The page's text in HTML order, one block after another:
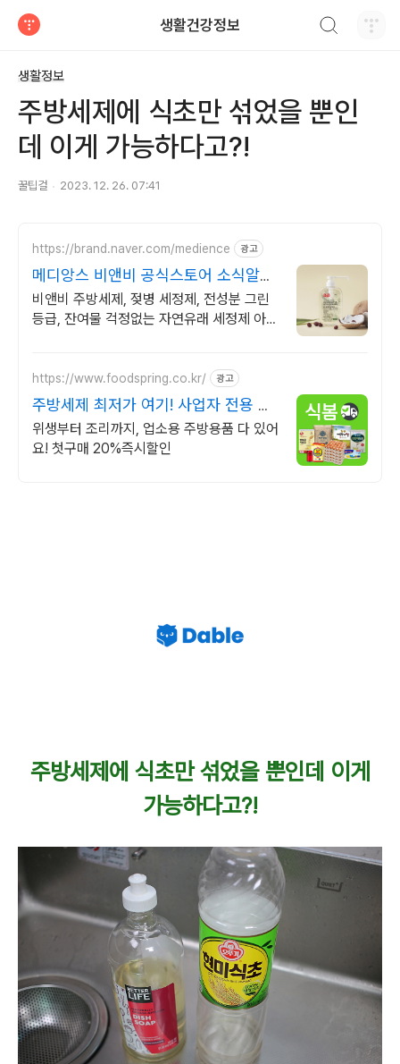
생활건강정보
생활정보
주방세제에 식초만 섞었을 뿐인
데 이게 가능하다고?!
꿀팁걸 2023. 12. 26. 07:41
https://brand.naver.com/medience 광고
메디앙스 비앤비 공식스토어 소식알람
5%할인쿠폰
비앤비 주방세제, 젖병 세정제, 전성분 그린
등급, 잔여물 걱정없는 자연유래 세정제 아기
https://www.foodspring.co.kr/ 광고
주방세제 최저가 여기! 사업자 전용 특
가
위생부터 조리까지, 업소용 주방용품 다 있어
요! 첫구매 20%즉시할인
주방세제에 식초만 섞었을 뿐인데 이게
가능하다고?!